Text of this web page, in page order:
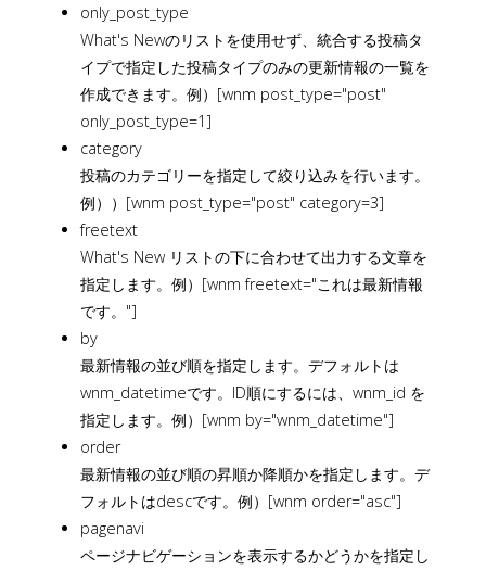
only_post_type
What's Newのリストを使用せず、統合する投稿タ
イプで指定した投稿タイプのみの更新情報の一覧を
作成できます。例）[wnm post_type="post"
only_post_type=1]
category
投稿のカテゴリーを指定して絞り込みを行います。
例））[wnm post_type="post" category=3]
freetext
What's New リストの下に合わせて出力する文章を
指定します。例）[wnm freetext="これは最新情報
です。"]
by
最新情報の並び順を指定します。デフォルトは
wnm_datetimeです。ID順にするには、wnm_id を
指定します。例）[wnm by="wnm_datetime"]
order
最新情報の並び順の昇順か降順かを指定します。デ
フォルトはdescです。例）[wnm order="asc"]
pagenavi
ページナビゲーションを表示するかどうかを指定し